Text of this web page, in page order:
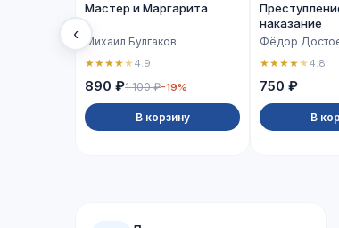
‹
Мастер и Маргарита
Михаил Булгаков
★★★★★4.9
890 ₽1 100 ₽-19%
В корзину
наказание
Фёдор
★★★★★4.8
750 ₽
В